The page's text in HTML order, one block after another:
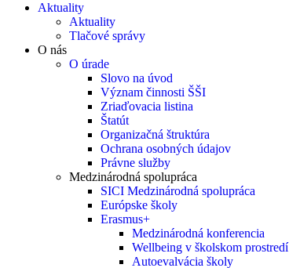
Aktuality
Aktuality
Tlačové správy
O nás
O úrade
Slovo na úvod
Význam činnosti ŠŠI
Zriaďovacia listina
Štatút
Organizačná štruktúra
Ochrana osobných údajov
Právne služby
Medzinárodná spolupráca
SICI Medzinárodná spolupráca
Európske školy
Erasmus+
Medzinárodná konferencia
Wellbeing v školskom prostredí
Autoevalvácia školy